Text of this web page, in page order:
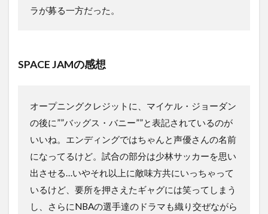
ラが募る一方だった。
SPACE JAMの感想
オープニングクレジットに、マイケル・ジョーダン
の後に””バッグス・バニー””と表記されているのが
いいね。エンディングではちゃんと声優さんの名前
になってるけど。試合の部分は少林サッカーを思い
出させる…いやそれ以上に敵味方共にいっちゃって
いるけど、要所を押さえたギャグには笑ってしまう
し、さらにNBAの選手達のドラマも織り交ぜながら